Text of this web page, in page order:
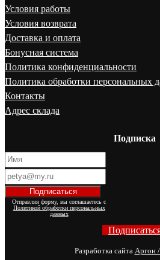
Условия работы
Условия возврата
Доставка и оплата
Бонусная система
Политика конфиденциальности
Политика обработки персональных
Контакты
Адрес склада
Подписка
Отправляя форму, вы соглашаетесь с
Политикой обработки персональных
данных
Разработка сайта Аргон